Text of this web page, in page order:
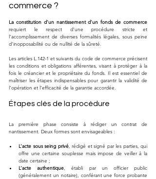
commerce ?
La constitution d’un nantissement d’un fonds de commerce
requiert le respect d’une procédure stricte et
l’accomplissement de diverses formalités légales, sous peine
d’inopposabilité ou de nullité de la sûreté.
Les articles L.142-1 et suivants du code de commerce précisent
les conditions et obligations afférentes, visant à protéger à la
fois le créancier et le propriétaire du fonds. Il est essentiel de
maîtriser les étapes indispensables pour garantir la validité de
l’opération et l’efficacité de la garantie accordée.
Étapes clés de la procédure
La première phase consiste à rédiger un contrat de
nantissement. Deux formes sont envisageables :
L’acte sous seing privé, rédigé et signé par les parties, qui
offre une certaine souplesse mais impose de veiller à la
date certaine ;
L’acte authentique, établi par un officier public
(généralement un notaire), conférant une force probante